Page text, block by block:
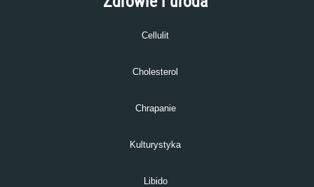
Cellulit
Cholesterol
Chrapanie
Kulturystyka
Libido